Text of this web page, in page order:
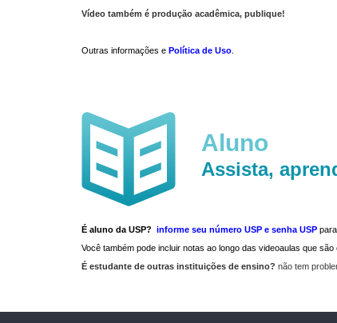
Vídeo também é produção acadêmica, publique!
Outras informações e Política de Uso
Aluno
Assista,
É aluno da USP? informe seu número USP e senha USP
Você também pode incluir notas ao longo das videoaulas que
É estudante de outras instituições de ensino? não tem